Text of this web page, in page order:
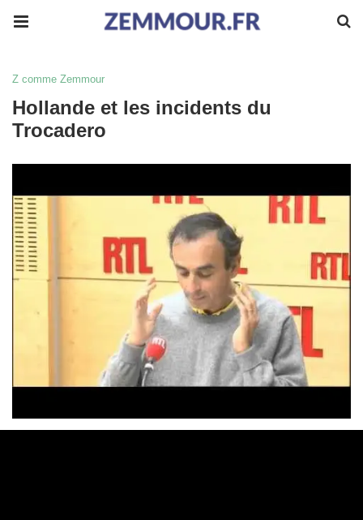
Z comme Zemmour
Hollande et les incidents du
Trocadero